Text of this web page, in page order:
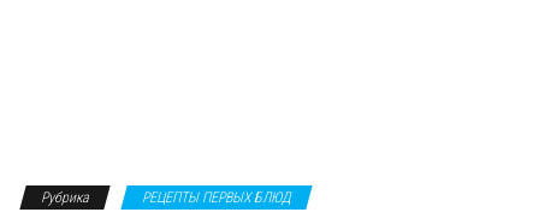
Рубрика РЕЦЕПТЫ ПЕРВЫХ БЛЮД